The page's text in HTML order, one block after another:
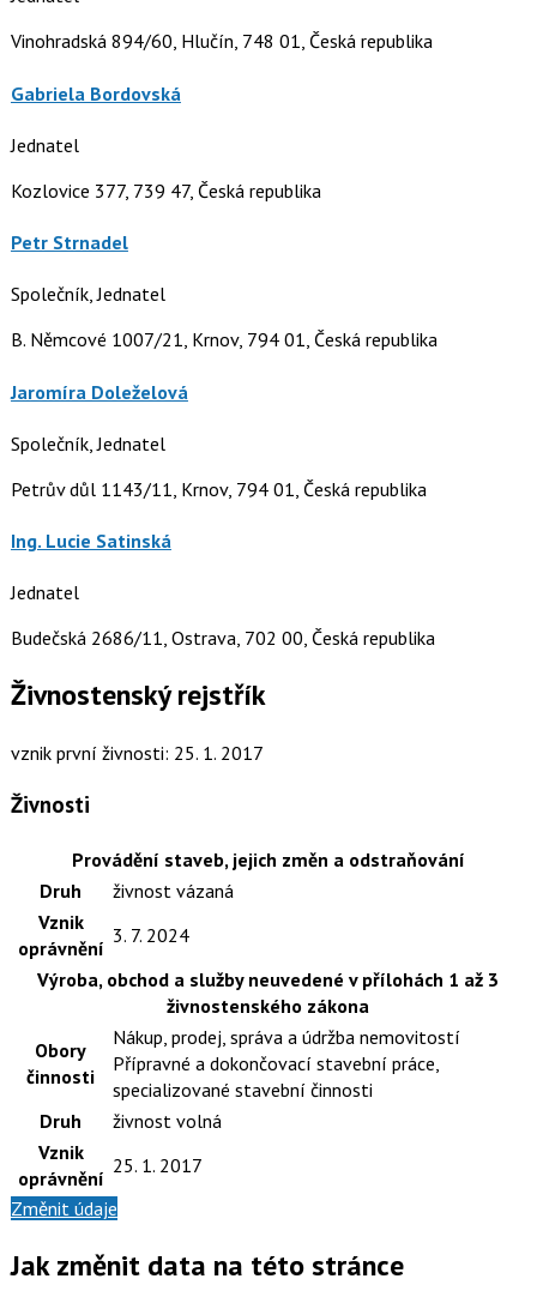
Vinohradská 894/60, Hlučín, 748 01, Česká republika
Gabriela Bordovská
Jednatel
Kozlovice 377, 739 47, Česká republika
Petr Strnadel
Společník, Jednatel
B. Němcové 1007/21, Krnov, 794 01, Česká republika
Jaromíra Doleželová
Společník, Jednatel
Petrův důl 1143/11, Krnov, 794 01, Česká republika
Ing. Lucie Satinská
Jednatel
Budečská 2686/11, Ostrava, 702 00, Česká republika
Živnostenský rejstřík
vznik první živnosti: 25. 1. 2017
Živnosti
Provádění staveb, jejich změn a odstraňování
Druh
živnost vázaná
Vznik
oprávnění
3. 7. 2024
Výroba, obchod a služby neuvedené v přílohách 1 až 3
živnostenského zákona
Obory
činnosti
Nákup, prodej, správa a údržba nemovitostí
Přípravné a dokončovací stavební práce,
specializované stavební činnosti
Druh
živnost volná
Vznik
oprávnění
25. 1. 2017
Změnit údaje
Jak změnit data na této stránce